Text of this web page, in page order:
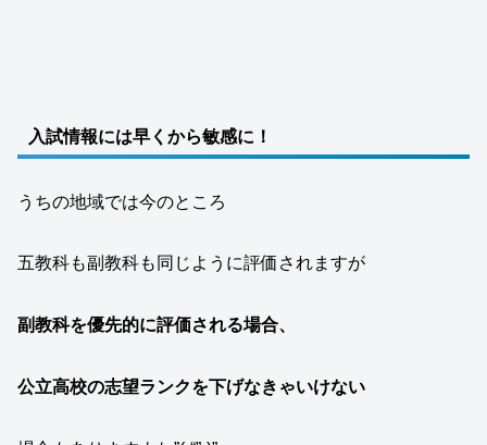
入試情報には早くから敏感に！
うちの地域では今のところ
五教科も副教科も同じように評価されますが
副教科を優先的に評価される場合、
公立高校の志望ランクを下げなきゃいけない